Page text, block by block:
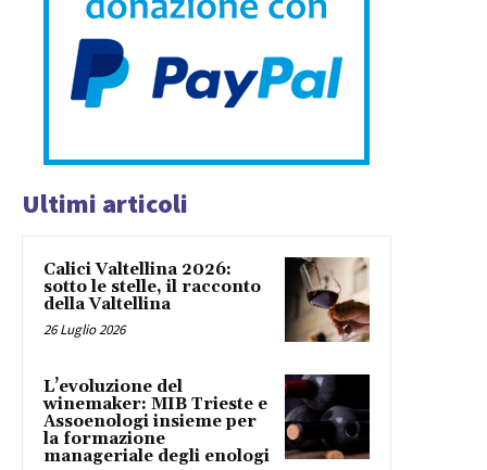
Ultimi articoli
Calici Valtellina 2026:
sotto le stelle, il racconto
della Valtellina
26 Luglio 2026
L’evoluzione del
winemaker: MIB Trieste e
Assoenologi insieme per
la formazione
manageriale degli enologi